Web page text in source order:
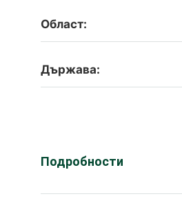
Област:
Държава:
Подробности